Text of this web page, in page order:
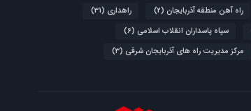
راه آهن منطقه آذربایجان (2) راهداری (31)
سپاه پاسداران انقلاب اسلامی (6)
مرکز مدیریت راه های آذربایجان شرقی (3)